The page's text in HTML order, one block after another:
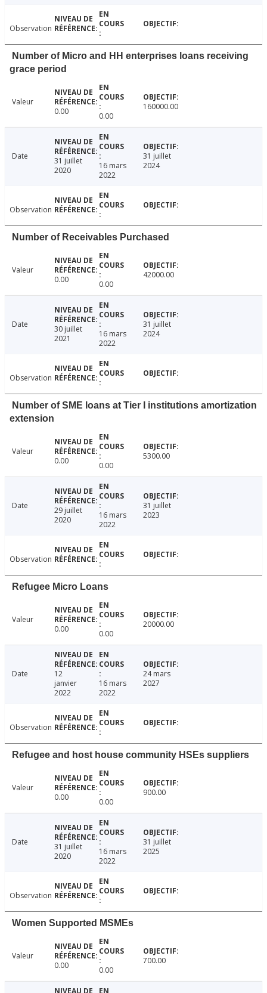
Observation
Number of Micro and HH enterprises loans receiving
grace period
Valeur
0.00
0.00
160000.00
Date
31 juillet
2020
16 mars
2022
31 juillet
2024
Observation
Number of Receivables Purchased
Valeur
0.00
0.00
42000.00
Date
30 juillet
2021
16 mars
2022
31 juillet
2024
Observation
Number of SME loans at Tier I institutions amortization
extension
Valeur
0.00
0.00
5300.00
Date
29 juillet
2020
16 mars
2022
31 juillet
2023
Observation
Refugee Micro Loans
Valeur
0.00
0.00
20000.00
Date
12
janvier
2022
16 mars
2022
24 mars
2027
Observation
Refugee and host house community HSEs suppliers
Valeur
0.00
0.00
900.00
Date
31 juillet
2020
16 mars
2022
31 juillet
2025
Observation
Women Supported MSMEs
Valeur
0.00
0.00
700.00